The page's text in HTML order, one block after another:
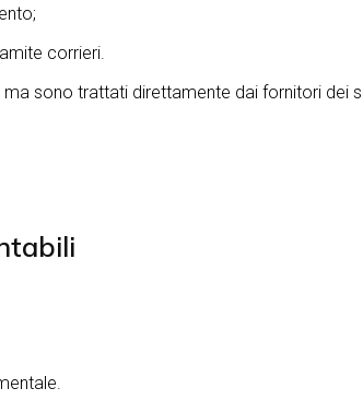
corrieri.
sono trattati direttamente dai fornitori dei